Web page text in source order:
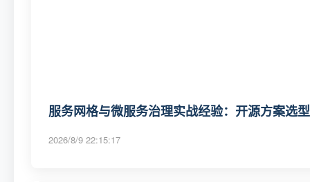
服务网格与微服务治理实战经验：开源方案选
2026/8/9 22:15:17